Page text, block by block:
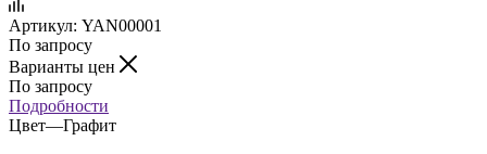
Артикул: YAN00001
По запросу
Варианты цен
По запросу
Подробности
Цвет—Графит